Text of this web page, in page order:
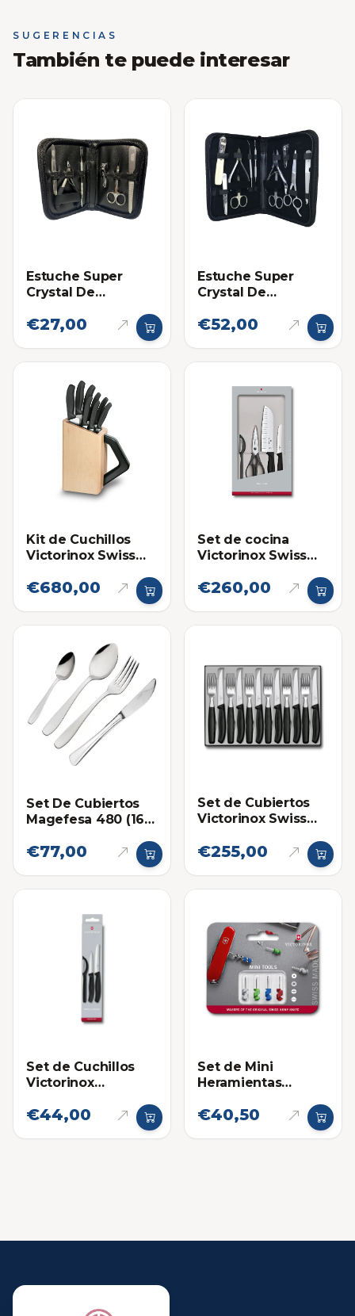
SUGERENCIAS
También te puede interesar
Estuche Super
Crystal De
Para Uso Personal
€27,00
Estuche Super
Crystal De
Para Uso Personal
€52,00
Kit de Cuchillos
Victorinox Swiss
de Madera 8 Piezas
€680,00
Set de cocina
Victorinox Swiss
€260,00
Set De Cubiertos
Magefesa 480 (16
€77,00
Set de Cubiertos
Victorinox Swiss
Piezas
€255,00
Set de Cuchillos
Victorinox
Pelador Swiss
€44,00
Set de Mini
Heramientas
Navajas 4 Piezas
€40,50